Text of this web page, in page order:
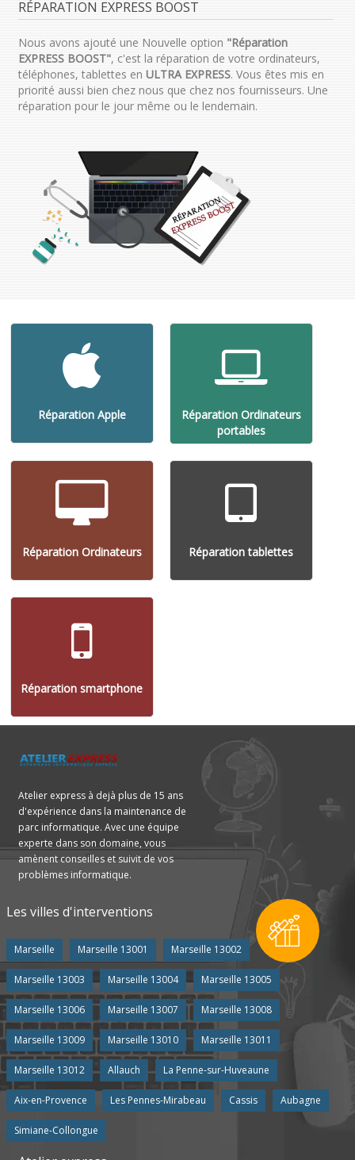
RÉPARATION EXPRESS BOOST
Nous avons ajouté une Nouvelle option "Réparation
EXPRESS BOOST", c'est la réparation de votre ordinateurs,
téléphones, tablettes en ULTRA EXPRESS. Vous êtes mis en
priorité aussi bien chez nous que chez nos fournisseurs. Une
réparation pour le jour même ou le lendemain.
Réparation Apple
Réparation Ordinateurs
portables
Réparation Ordinateurs Réparation tablettes
Réparation smartphone
Atelier express à dejà plus de 15 ans
d'expérience dans la maintenance de
parc informatique. Avec une équipe
experte dans son domaine, vous
amènent conseilles et suivit de vos
problèmes informatique.
Les villes d'interventions
Marseille Marseille 13001 Marseille 13002
Marseille 13003 Marseille 13004 Marseille 13005
Marseille 13006 Marseille 13007 Marseille 13008
Marseille 13009 Marseille 13010 Marseille 13011
Marseille 13012 Allauch La Penne-sur-Huveaune
Aix-en-Provence Les Pennes-Mirabeau Cassis Aubagne
Simiane-Collongue